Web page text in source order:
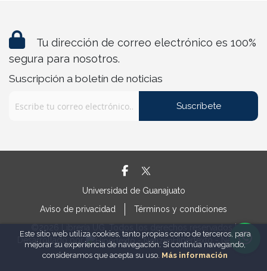
Tu dirección de correo electrónico es 100%
segura para nosotros.
Suscripción a boletín de noticias
Suscríbete
Universidad de Guanajuato
Aviso de privacidad
Términos y condiciones
Desarrollado por
Hipertexto - Netizen
Este sitio web utiliza cookies, tanto propias como de terceros, para
mejorar su experiencia de navegación. Si continúa navegando,
consideramos que acepta su uso. Más información